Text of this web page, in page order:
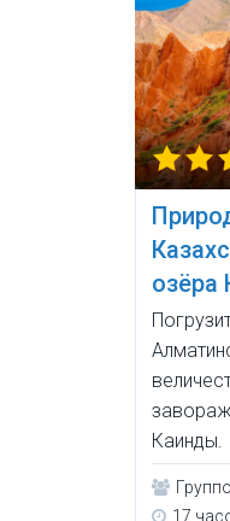
озёра
Каинды.
17